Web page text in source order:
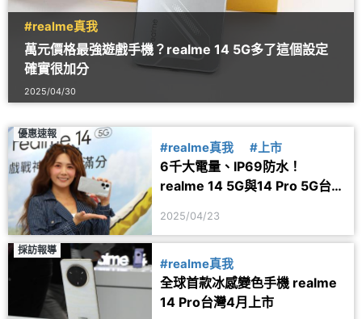
#realme真我
萬元價格最強遊戲手機？realme 14 5G多了這個設定
確實很加分
2025/04/30
優惠速報
#realme真我 #上市
6千大電量、IP69防水！
realme 14 5G與14 Pro 5G台灣
2025/04/23
採訪報導
#realme真我
全球首款冰感變色手機 realme
14 Pro台灣4月上市